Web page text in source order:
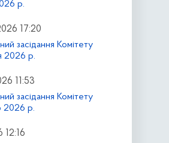
р.
17:20
засідання Комітету
2026 р.
11:53
засідання Комітету
2026 р.
12:16